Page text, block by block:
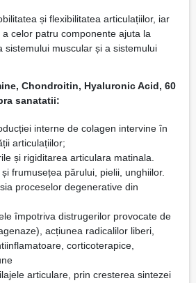
și flexibilitatea articulațiilor, iar
celor patru componente ajuta la
sistemului muscular și a sistemului
Chondroitin, Hyaluronic Acid, 60
sanatatii:
interne de colagen intervine în
articulațiilor;
și rigiditarea articulara matinala.
frumusețea părului, pielii, unghiilor.
proceselor degenerative din
împotriva distrugerilor provocate de
acțiunea radicalilor liberi,
corticoterapice,
articulare, prin cresterea sintezei